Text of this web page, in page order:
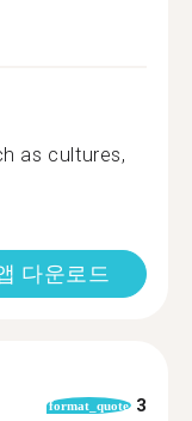
as cultures,
다운로드
format_quote 3